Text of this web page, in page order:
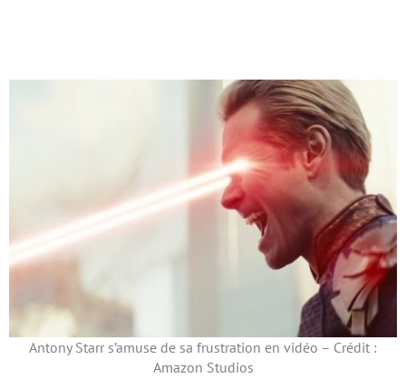
Antony Starr s’amuse de sa frustration en vidéo – Crédit :
Amazon Studios